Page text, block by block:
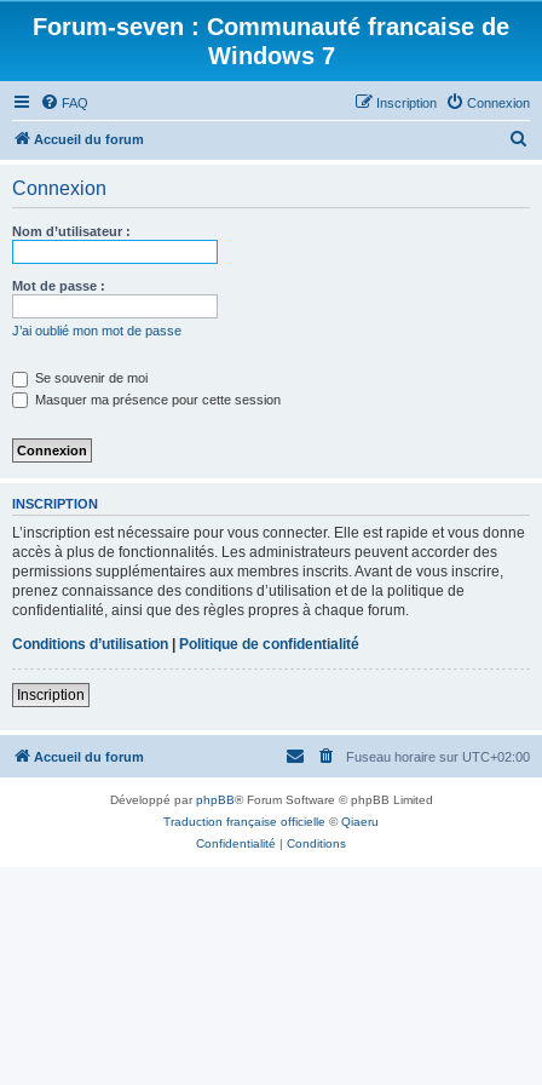
Forum-seven : Communauté francaise de
Windows 7
FAQ Connexion
Inscription
Accueil du forum
Connexion
Nom d’utilisateur :
Mot de passe :
J’ai oublié mon mot de passe
Se souvenir de moi
Masquer ma présence pour cette session
INSCRIPTION
L’inscription est nécessaire pour vous connecter. Elle est rapide et vous donne
accès à plus de fonctionnalités. Les administrateurs peuvent accorder des
permissions supplémentaires aux membres inscrits. Avant de vous inscrire,
prenez connaissance des conditions d’utilisation et de la politique de
confidentialité, ainsi que des règles propres à chaque forum.
Conditions d’utilisation | Politique de confidentialité
Inscription
Accueil du forum Fuseau horaire sur UTC+02:00
Développé parphpBB® Forum Software © phpBB Limited
Traduction française officielle ©Qiaeru
Confidentialité | Conditions